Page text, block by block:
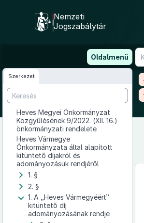
tartalomra
Nemzeti
Jogszabálytár
Oldalmenü
Szerkezet
Heves Megyei Önkormányzat
Közgyűlésének 9/2022. (XII. 16.)
önkormányzati rendelete
Heves Vármegye
Önkormányzata által alapított
kitüntető díjakról és
adományozásuk rendjéről
1. §
2. §
1. A „Heves Vármegyéért”
kitüntető díj
adományozásának rendje